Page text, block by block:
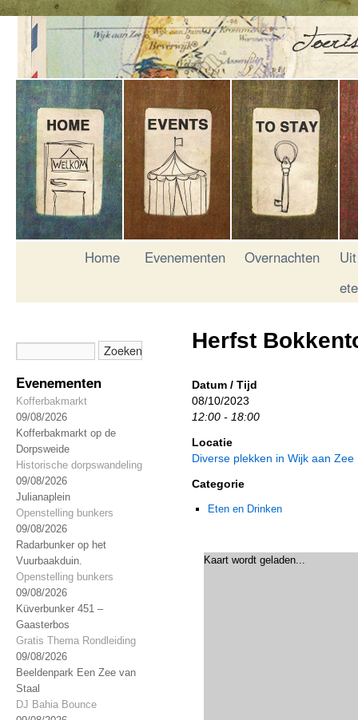
Home Evenementen Overnachten
Uit
Evenementen
Kofferbakmarkt
09/08/2026
Kofferbakmarkt op de
Dorpsweide
Historische dorpswandeling
09/08/2026
Julianaplein
Openstelling bunkers
09/08/2026
Radarbunker op het
Vuurbaakduin.
Openstelling bunkers
09/08/2026
Küverbunker 451 –
Gaasterbos
Gratis Thema Rondleiding
09/08/2026
Beeldenpark Een Zee van
Staal
DJ Bahia Bounce
Herfst
Datum / Tijd
08/10/2023
12:00 - 18:00
Locatie
Diverse plekken in Wijk aan Zee
Categorie
Eten en Drinken
Kaart wordt geladen...